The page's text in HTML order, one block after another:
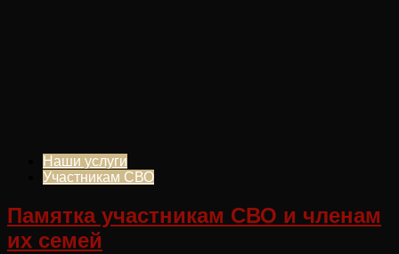
Наши услуги
Участникам СВО
Памятка участникам СВО и членам
их семей